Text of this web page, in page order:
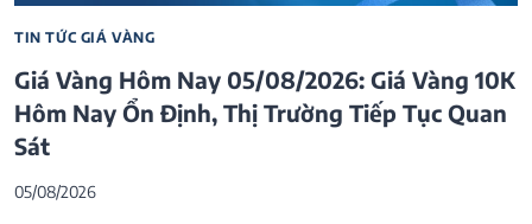
TIN TỨC GIÁ VÀNG
Giá Vàng Hôm Nay 05/08/2026: Giá Vàng 10K
Hôm Nay Ổn Định, Thị Trường Tiếp Tục Quan
Sát
05/08/2026